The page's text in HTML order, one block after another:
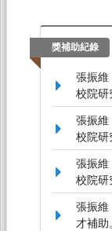
獎補助紀錄
張振維
校院研
張振維
校院研
張振維
校院研
張振維
才補助